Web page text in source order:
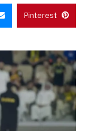
Pinterest